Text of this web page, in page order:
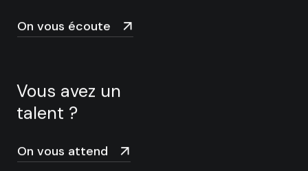
On vous écoute
Vous avez un
talent ?
On vous attend